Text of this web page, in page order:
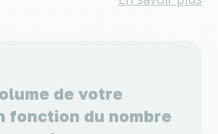
de votre
fonction du nombre